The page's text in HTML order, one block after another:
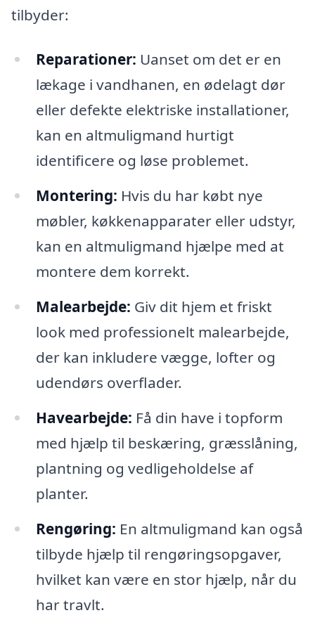
tilbyder:
Reparationer: Uanset om det er en
lækage i vandhanen, en ødelagt dør
eller defekte elektriske installationer,
kan en altmuligmand hurtigt
identificere og løse problemet.
Montering: Hvis du har købt nye
møbler, køkkenapparater eller udstyr,
kan en altmuligmand hjælpe med at
montere dem korrekt.
Malearbejde: Giv dit hjem et friskt
look med professionelt malearbejde,
der kan inkludere vægge, lofter og
udendørs overflader.
Havearbejde: Få din have i topform
med hjælp til beskæring, græsslåning,
plantning og vedligeholdelse af
planter.
Rengøring: En altmuligmand kan også
tilbyde hjælp til rengøringsopgaver,
hvilket kan være en stor hjælp, når du
har travlt.